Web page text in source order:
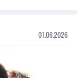
01.06.2026